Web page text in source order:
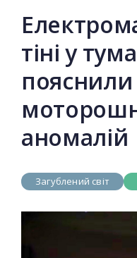
тіні у
аномалій
Загублений світ